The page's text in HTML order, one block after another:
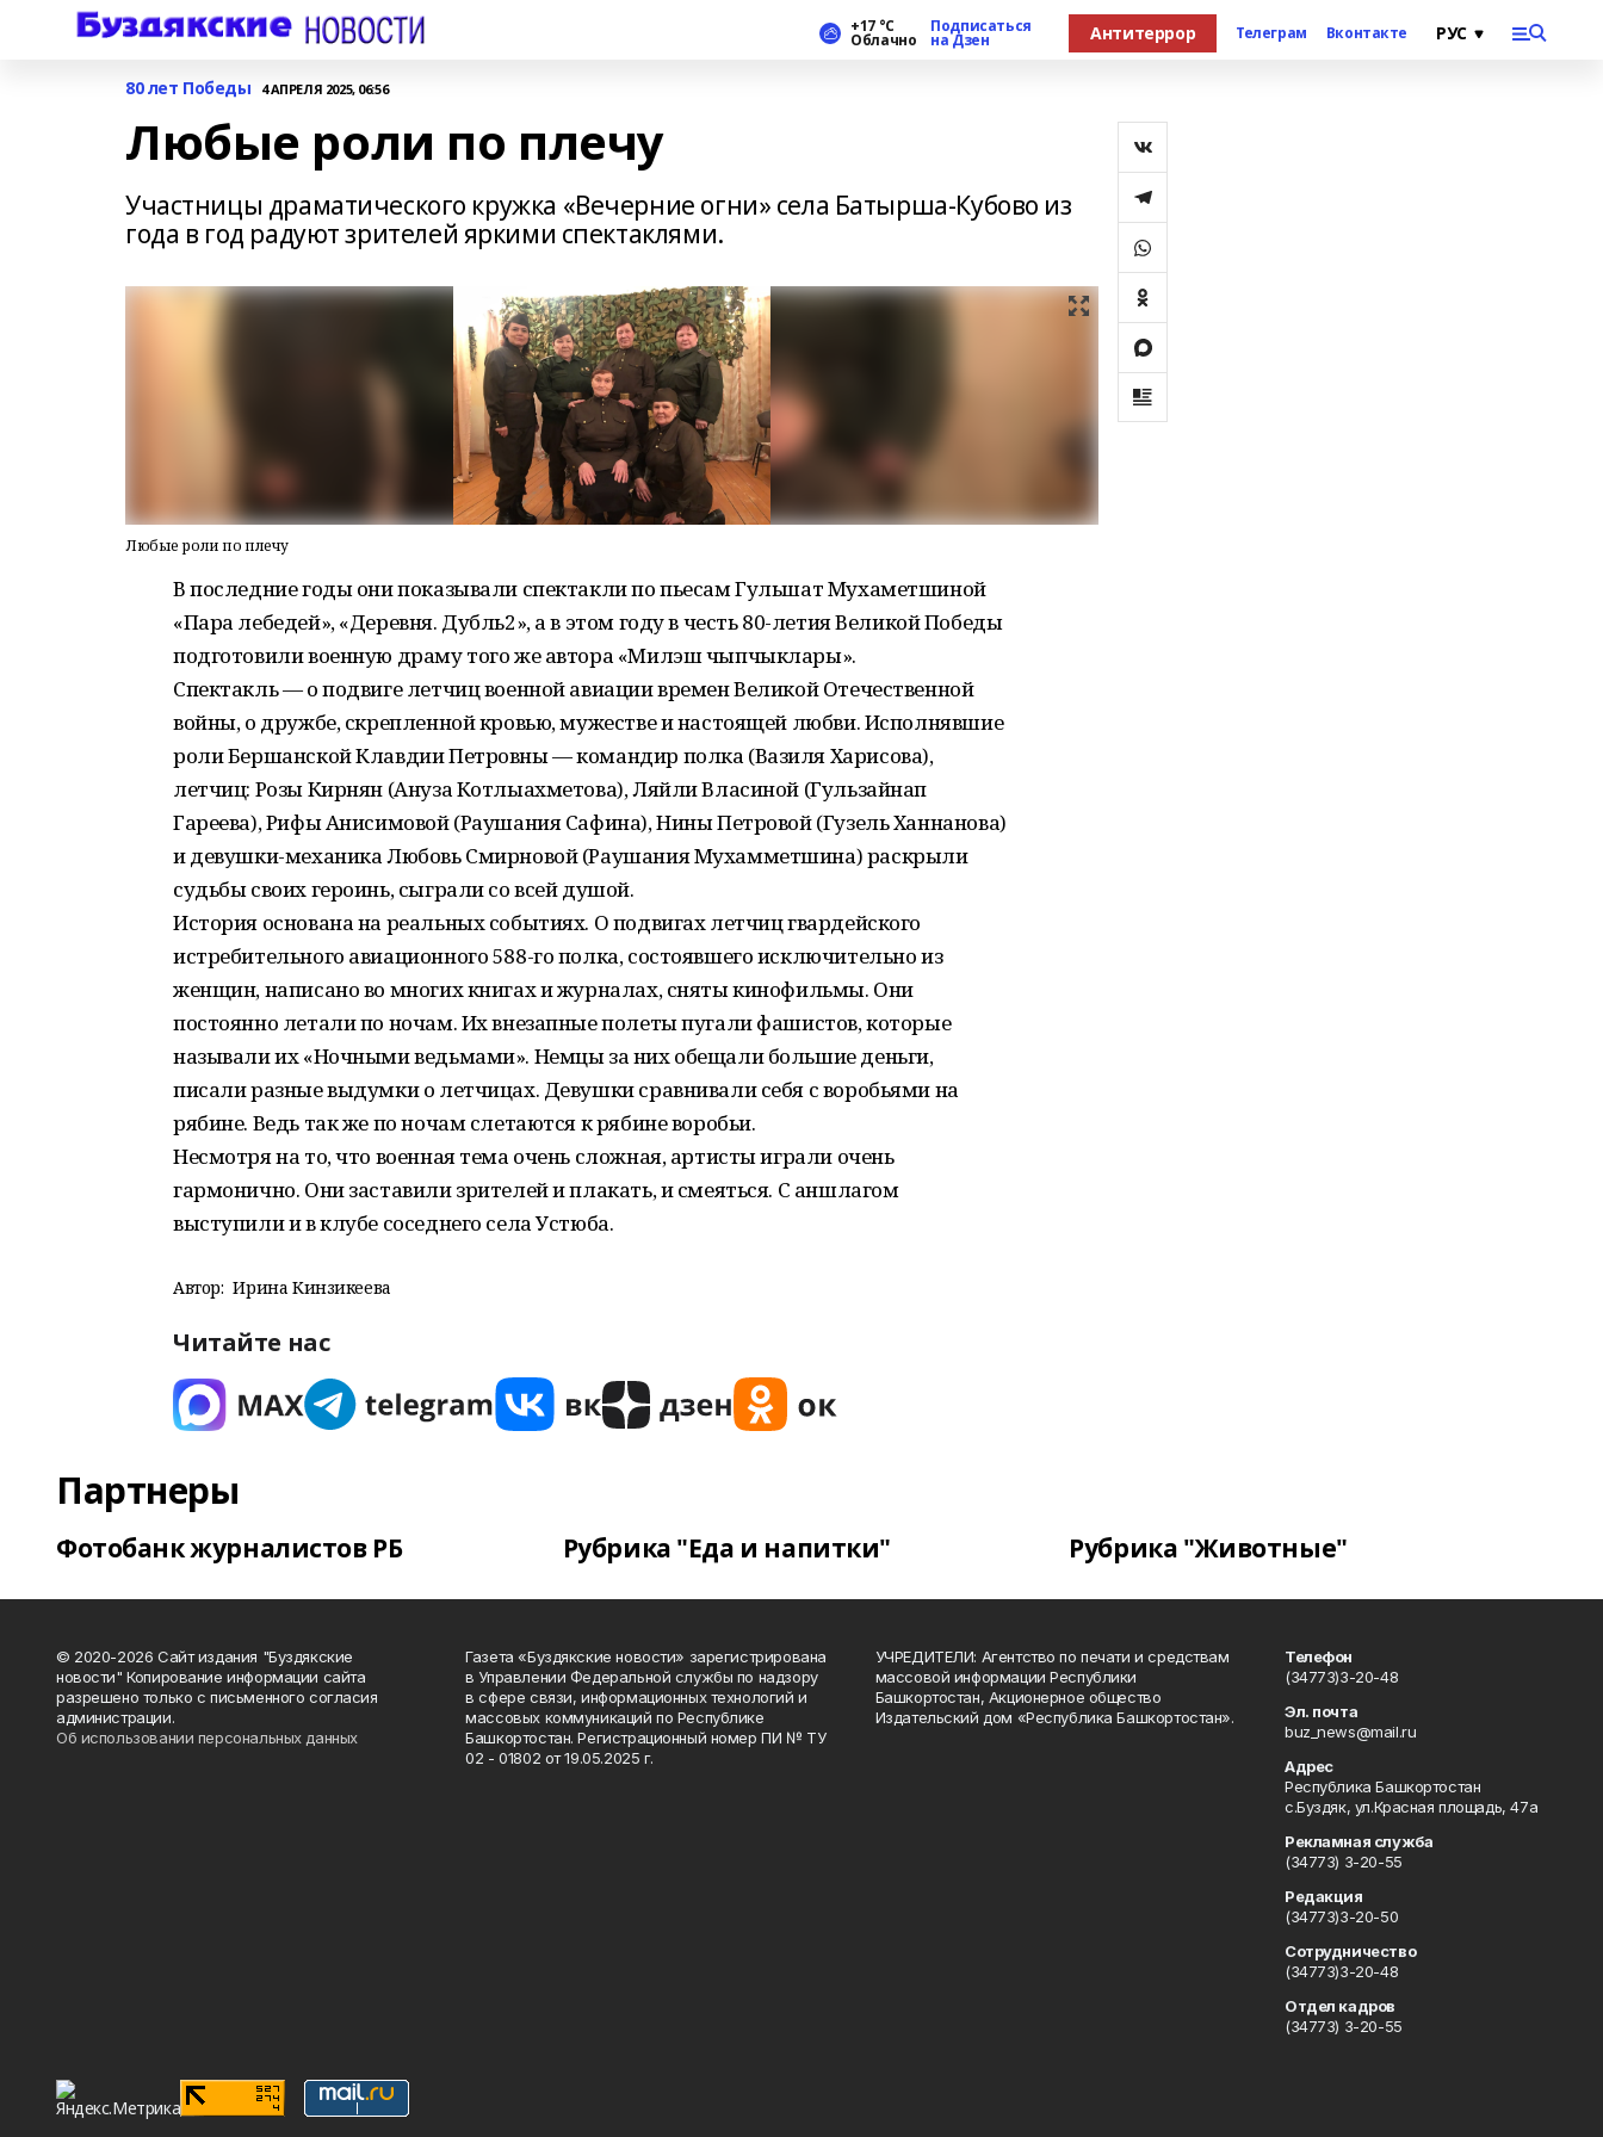
+17 °С
Облачно
Подписаться
на Дзен Антитеррор Телеграм Вконтакте
80 лет Победы 4 АПРЕЛЯ 2025, 06:56
Любые роли по плечу
Участницы драматического кружка «Вечерние огни» села Батырша-Кубово из
года в год радуют зрителей яркими спектаклями.
Любые роли по плечу
В последние годы они показывали спектакли по пьесам Гульшат Мухаметшиной
«Пара лебедей», «Деревня. Дубль2», а в этом году в честь 80-летия Великой Победы
подготовили военную драму того же автора «Милэш чыпчыклары».
Спектакль — о подвиге летчиц военной авиации времен Великой Отечественной
войны, о дружбе, скрепленной кровью, мужестве и настоящей любви. Исполнявшие
роли Бершанской Клавдии Петровны — командир полка (Вазиля Харисова),
летчиц: Розы Кирнян (Ануза Котлыахметова), Ляйли Власиной (Гульзайнап
Гареева), Рифы Анисимовой (Раушания Сафина), Нины Петровой (Гузель Ханнанова)
и девушки-механика Любовь Смирновой (Раушания Мухамметшина) раскрыли
судьбы своих героинь, сыграли со всей душой.
История основана на реальных событиях. О подвигах летчиц гвардейского
истребительного авиационного 588-го полка, состоявшего исключительно из
женщин, написано во многих книгах и журналах, сняты кинофильмы. Они
постоянно летали по ночам. Их внезапные полеты пугали фашистов, которые
называли их «Ночными ведьмами». Немцы за них обещали большие деньги,
писали разные выдумки о летчицах. Девушки сравнивали себя с воробьями на
рябине. Ведь так же по ночам слетаются к рябине воробьи.
Несмотря на то, что военная тема очень сложная, артисты играли очень
гармонично. Они заставили зрителей и плакать, и смеяться. С аншлагом
выступили и в клубе соседнего села Устюба.
Автор: Ирина Кинзикеева
Читайте нас
Партнеры
Фотобанк журналистов РБ Рубрика "Еда и напитки" Рубрика "Животные"
© 2020-2026 Сайт издания "Буздякские
новости" Копирование информации сайта
разрешено только с письменного согласия
администрации.
Об использовании персональных данных
Газета «Буздякские новости» зарегистрирована
в Управлении Федеральной службы по надзору
в сфере связи, информационных технологий и
массовых коммуникаций по Республике
Башкортостан. Регистрационный номер ПИ № ТУ
02 - 01802 от 19.05.2025 г.
УЧРЕДИТЕЛИ: Агентство по печати и средствам
массовой информации Республики
Башкортостан, Акционерное общество
Издательский дом «Республика Башкортостан».
Телефон
(34773)3-20-48
Эл. почта
buz_news@mail.ru
Адрес
Республика Башкортостан
с.Буздяк, ул.Красная площадь, 47а
Рекламная служба
(34773) 3-20-55
Редакция
(34773)3-20-50
Сотрудничество
(34773)3-20-48
Отдел кадров
(34773) 3-20-55